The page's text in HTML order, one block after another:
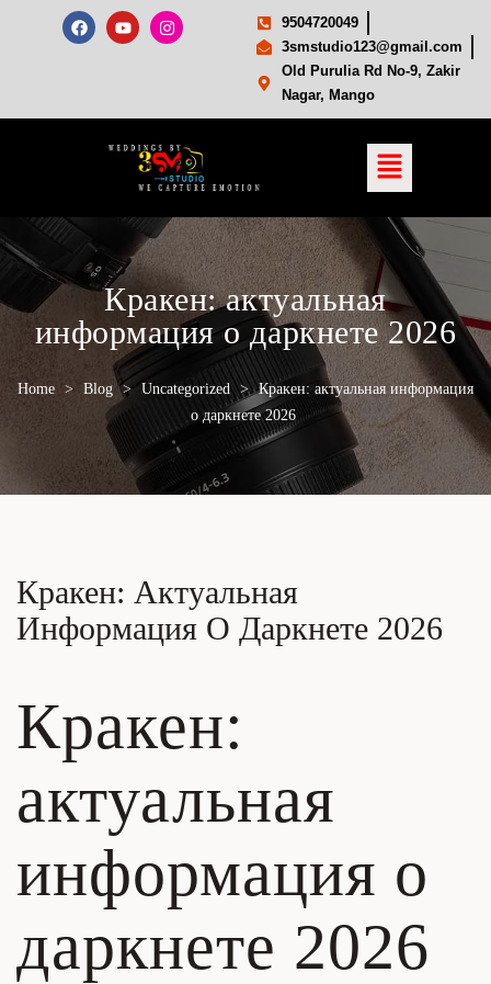
9504720049
3smstudio123@gmail.com
Old Purulia Rd No-9, Zakir
Nagar, Mango
Кракен: актуальная
информация о даркнете 2026
Home > Blog > Uncategorized > Кракен: актуальная информация
о даркнете 2026
Кракен: Актуальная
Информация О Даркнете 2026
Кракен:
актуальная
информация о
даркнете 2026